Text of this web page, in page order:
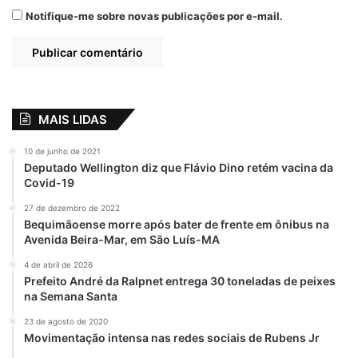
daqueles que serão os beneficiados direto
com as ações que deverão ser
suma importância o movimento Diálogos
Por São Luís, realizado por meio virtual.
Usando tal ferramenta, temos colhido
propostas formuladas pelo povo, afinal,
nosso projeto tem você como
protagonistas. Tudo que está sendo
coletado, nos permitirá, no momento
oportuno, defender os anseios de quem faz
o dia a dia de São Luís”, concluiu.
BALANÇO DAS AÇÕES
Notifique-me sobre novas publicações por e-mail.
MAIS LIDAS
10 de junho de 2021
Deputado Wellington diz que Flávio Dino retém vacina da
Covid-19
27 de dezembro de 2022
Bequimãoense morre após bater de frente em ônibus na
Avenida Beira-Mar, em São Luís-MA
4 de abril de 2026
Prefeito André da Ralpnet entrega 30 toneladas de peixes
na Semana Santa
23 de agosto de 2020
Movimentação intensa nas redes sociais de Rubens Jr